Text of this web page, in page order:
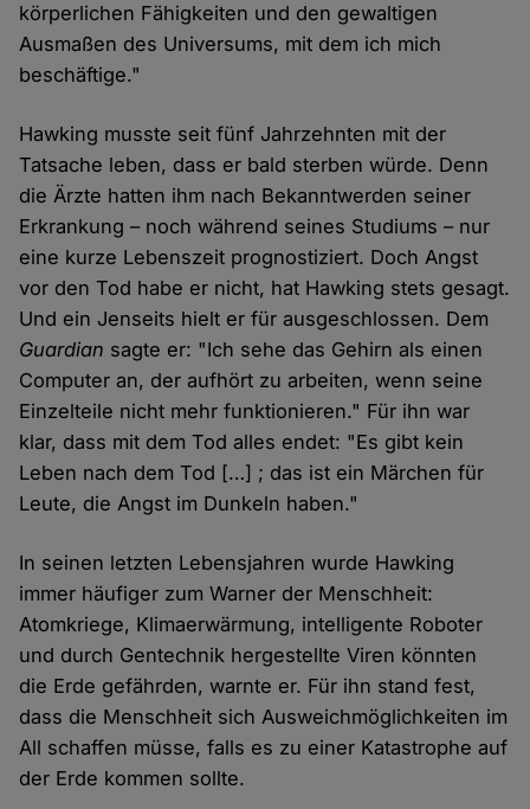
körperlichen Fähigkeiten und den gewaltigen
Ausmaßen des Universums, mit dem ich mich
beschäftige."
Hawking musste seit fünf Jahrzehnten mit der
Tatsache leben, dass er bald sterben würde. Denn
die Ärzte hatten ihm nach Bekanntwerden seiner
Erkrankung – noch während seines Studiums – nur
eine kurze Lebenszeit prognostiziert. Doch Angst
vor den Tod habe er nicht, hat Hawking stets gesagt.
Und ein Jenseits hielt er für ausgeschlossen. Dem
Guardian sagte er: "Ich sehe das Gehirn als einen
Computer an, der aufhört zu arbeiten, wenn seine
Einzelteile nicht mehr funktionieren." Für ihn war
klar, dass mit dem Tod alles endet: "Es gibt kein
Leben nach dem Tod […] ; das ist ein Märchen für
Leute, die Angst im Dunkeln haben."
In seinen letzten Lebensjahren wurde Hawking
immer häufiger zum Warner der Menschheit:
Atomkriege, Klimaerwärmung, intelligente Roboter
und durch Gentechnik hergestellte Viren könnten
die Erde gefährden, warnte er. Für ihn stand fest,
dass die Menschheit sich Ausweichmöglichkeiten im
All schaffen müsse, falls es zu einer Katastrophe auf
der Erde kommen sollte.